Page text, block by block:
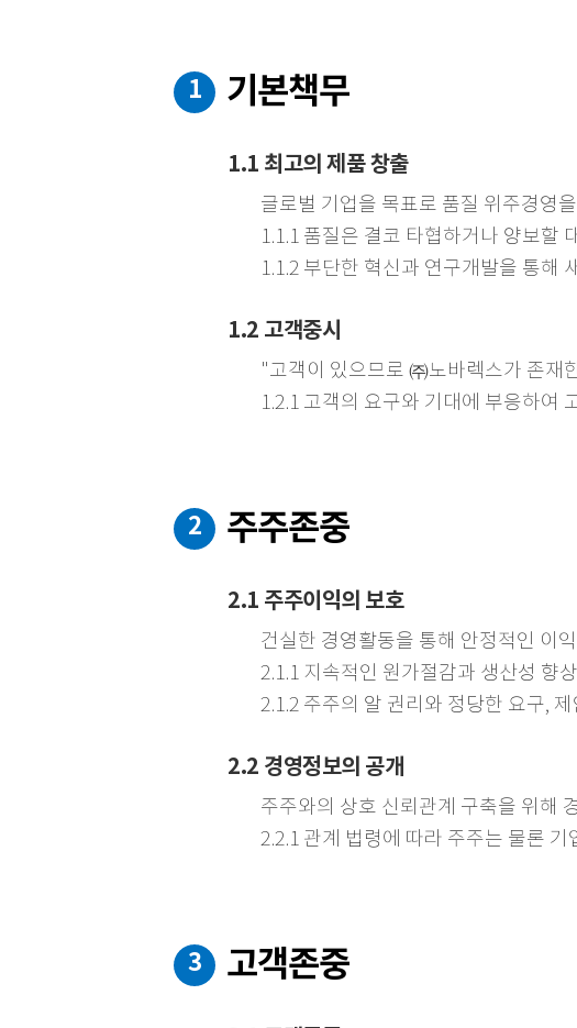
1 기본책무
1.1 최고의 제품 창출
글로벌 기업을 목표로 품질 위주경영
1.1.1 품질은 결코 타협하거나 양보할
1.1.2 부단한 혁신과 연구개발을 통해
1.2 고객중시
"고객이 있으므로 ㈜노바렉스가 존재
1.2.1 고객의 요구와 기대에 부응하여
2 주주존중
2.1 주주이익의 보호
건실한 경영활동을 통해 안정적인 이
2.1.1 지속적인 원가절감과 생산성 향
2.1.2 주주의 알 권리와 정당한 요구,
2.2 경영정보의 공개
주주와의 상호 신뢰관계 구축을 위해
2.2.1 관계 법령에 따라 주주는 물론
3 고객존중